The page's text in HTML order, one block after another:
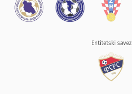
Entitetski savez